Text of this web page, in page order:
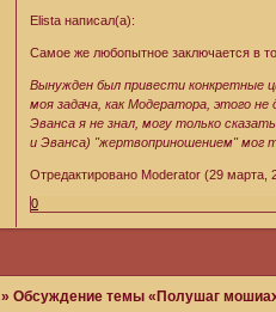
Elista написал(а):
Самое же любопытное заключается в
Вынужден был привести конкретные
моя задача, как Модератора, этого
Эванса я не знал, могу только
и Эванса) "жертвоприношением" мог
Отредактировано Moderator (29 марта,
0
»Обсуждение темы «Полушаг